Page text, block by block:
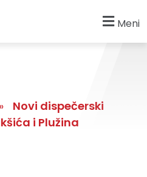
Meni
»
Novi dispečerski
i Plužina